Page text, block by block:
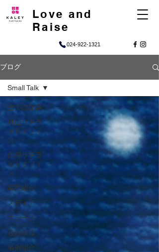
024-922-1321
Love and
Raise
ブログ
全ての記事
郡山サテラ
イトオフィ
ス
白河サテラ
イトオフィ
ス
事業紹介
メディア
ニュース
社内研修
事例紹介
Small Talk